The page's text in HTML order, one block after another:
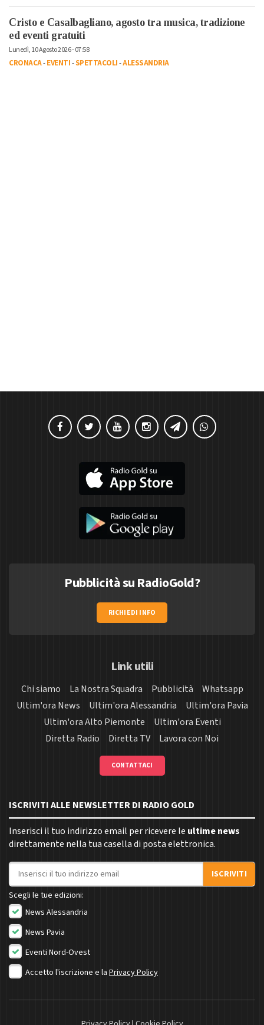
Cristo e Casalbagliano, agosto tra musica, tradizione
ed eventi gratuiti
Lunedì, 10 Agosto 2026 - 07:58
CRONACA-EVENTI-SPETTACOLI-ALESSANDRIA
Pubblicità su RadioGold?
RICHIEDI INFO
Link utili
Chi siamo La Nostra Squadra Pubblicità
Whatsapp
Ultim'ora News
Ultim'ora Alessandria
Ultim'ora Pavia
Ultim'ora Alto Piemonte
Ultim'ora Eventi
Diretta Radio
Diretta TV Lavora con Noi
CONTATTACI
ISCRIVITI ALLE NEWSLETTER DI RADIO GOLD
Inserisci il tuo indirizzo email per ricevere le ultime news
direttamente nella tua casella di posta elettronica.
Indirizzo email
ISCRIVITI
Scegli le tue edizioni:
News Alessandria
News Pavia
Eventi Nord-Ovest
Accetto l'iscrizione e la Privacy Policy